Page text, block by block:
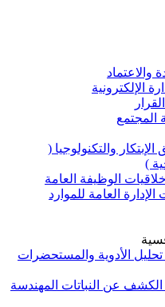
والاعتماد
الإلكترونية
المجتمع
والتكنولوجيا (
)
الوظيفة العامة
العامة للموارد
الأدوية والمستحضرات
عن النباتات المهندسة